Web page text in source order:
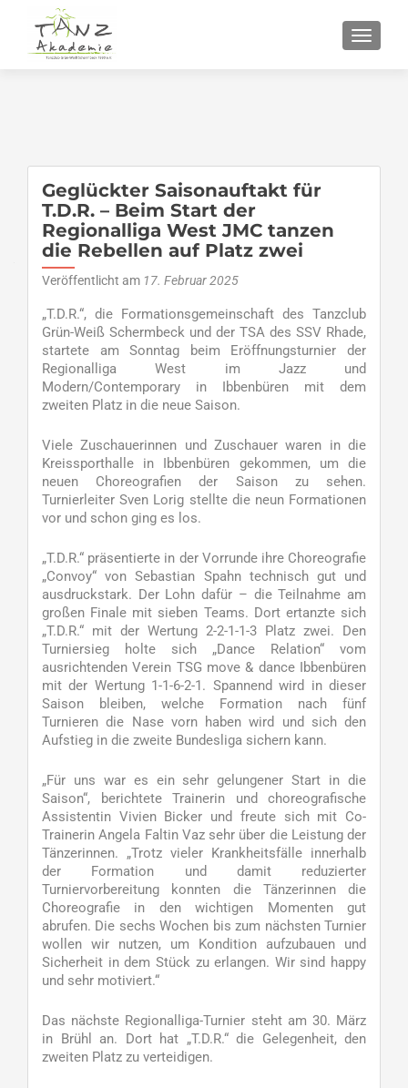
Geglückter Saisonauftakt für
T.D.R. – Beim Start der
Regionalliga West JMC tanzen
die Rebellen auf Platz zwei
Veröffentlicht am 17. Februar 2025
„T.D.R.“, die Formationsgemeinschaft des Tanzclub
Grün-Weiß Schermbeck und der TSA des SSV Rhade,
startete am Sonntag beim Eröffnungsturnier der
Regionalliga West im Jazz und
Modern/Contemporary in Ibbenbüren mit dem
zweiten Platz in die neue Saison.
Viele Zuschauerinnen und Zuschauer waren in die
Kreissporthalle in Ibbenbüren gekommen, um die
neuen Choreografien der Saison zu sehen.
Turnierleiter Sven Lorig stellte die neun Formationen
vor und schon ging es los.
„T.D.R.“ präsentierte in der Vorrunde ihre Choreografie
„Convoy“ von Sebastian Spahn technisch gut und
ausdruckstark. Der Lohn dafür – die Teilnahme am
großen Finale mit sieben Teams. Dort ertanzte sich
„T.D.R.“ mit der Wertung 2-2-1-1-3 Platz zwei. Den
Turniersieg holte sich „Dance Relation“ vom
ausrichtenden Verein TSG move & dance Ibbenbüren
mit der Wertung 1-1-6-2-1. Spannend wird in dieser
Saison bleiben, welche Formation nach fünf
Turnieren die Nase vorn haben wird und sich den
Aufstieg in die zweite Bundesliga sichern kann.
„Für uns war es ein sehr gelungener Start in die
Saison“, berichtete Trainerin und choreografische
Assistentin Vivien Bicker und freute sich mit Co-
Trainerin Angela Faltin Vaz sehr über die Leistung der
Tänzerinnen. „Trotz vieler Krankheitsfälle innerhalb
der Formation und damit reduzierter
Turniervorbereitung konnten die Tänzerinnen die
Choreografie in den wichtigen Momenten gut
abrufen. Die sechs Wochen bis zum nächsten Turnier
wollen wir nutzen, um Kondition aufzubauen und
Sicherheit in dem Stück zu erlangen. Wir sind happy
und sehr motiviert.“
Das nächste Regionalliga-Turnier steht am 30. März
in Brühl an. Dort hat „T.D.R.“ die Gelegenheit, den
zweiten Platz zu verteidigen.